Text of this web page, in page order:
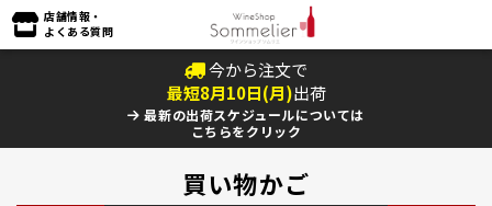
店舗情報・
よくある質問
今から注文で
最短8月10日(月)出荷
最新の出荷スケジュールについては
こちらをクリック
買い物かご